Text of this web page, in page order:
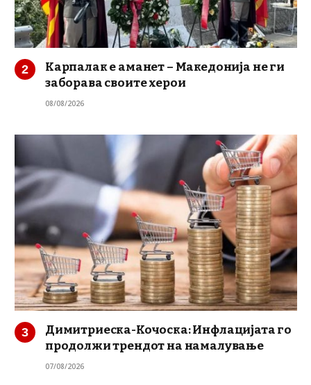
Карпалак е аманет – Македонија не ги
заборава своите херои
08/08/2026
Димитриеска-Кочоска: Инфлацијата го
продолжи трендот на намалување
07/08/2026